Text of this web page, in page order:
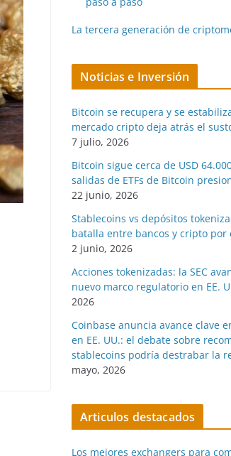
La tercera generación de
Noticias e Inversión
Bitcoin se recupera y se
mercado cripto deja atrás el
7 julio, 2026
Bitcoin sigue cerca de USD
salidas de ETFs de Bitcoin
22 junio, 2026
Stablecoins vs depósitos
batalla entre bancos y cripto
2 junio, 2026
Acciones tokenizadas: la SEC
nuevo marco regulatorio en EE.
2026
Coinbase anuncia avance clave
en EE. UU.: el debate sobre
stablecoins podría destrabar la
mayo, 2026
Articulos destacados
Los mejores exchangers para